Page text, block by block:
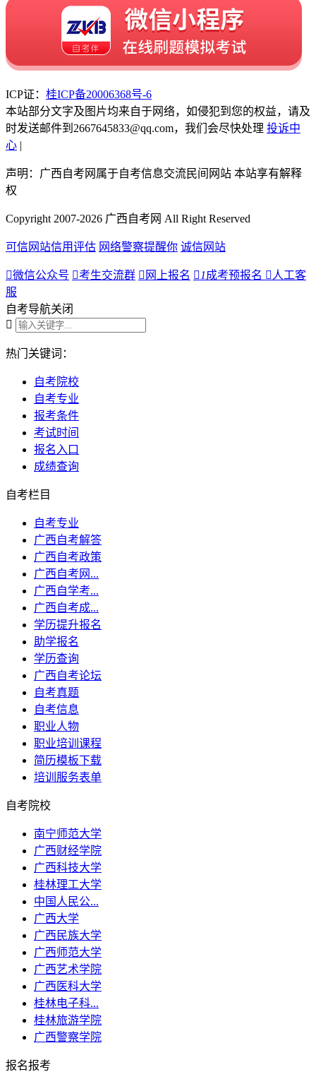
ICP证： 桂ICP备20006368号-6
本站部分文字及图片均来自于网络，如侵犯到您的权益，请及
时发送邮件到2667645833@qq.com，我们会尽快处理 投诉中
心 |
声明：广西自考网属于自考信息交流民间网站 本站享有解释
权
Copyright 2007-2026 广西自考网 All Right Reserved
可信网站信用评估 网络警察提醒你 诚信网站
微信公众号 考生交流群  网上报名  1成考预报名  人工客
服
自考导航关闭

热门关键词：
自考院校
自考专业
报考条件
考试时间
报名入口
成绩查询
自考栏目
自考专业
广西自考解答
广西自考政策
广西自考网...
广西自学考...
广西自考成...
学历提升报名
助学报名
学历查询
广西自考论坛
自考真题
自考信息
职业人物
职业培训课程
简历模板下载
培训服务表单
自考院校
南宁师范大学
广西财经学院
广西科技大学
桂林理工大学
中国人民公...
广西大学
广西民族大学
广西师范大学
广西艺术学院
广西医科大学
桂林电子科...
桂林旅游学院
广西警察学院
报名报考